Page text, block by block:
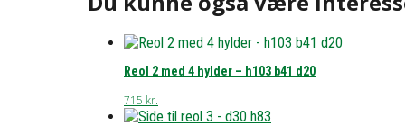
Reol 2 med 4 hylder – h103 b41 d20
715 kr.